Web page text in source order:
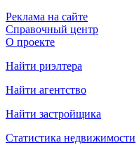
Реклама на сайте
Справочный центр
О проекте
Найти риэлтера
Найти агентство
Найти застройщика
Статистика недвижимости